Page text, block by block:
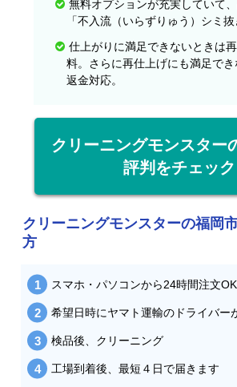
無料オプションが充実していて
「不入流（いらずりゅう）シミ抜
仕上がりに満足できないときは
料。さらに再仕上げにも満足で
返金対応。
クリーニングモンスター
評判をチェック
クリーニングモンスターの福岡
方
スマホ・パソコンから24時間注文OK
希望日時にヤマト運輸のドライバー
検品後、クリーニング
工場到着後、最短４日で届きます